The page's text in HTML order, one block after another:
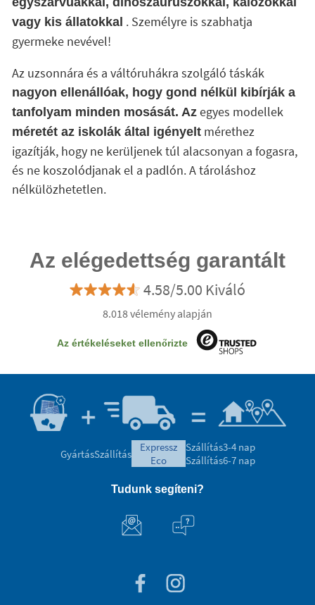
vagy kis állatokkal . Személyre is szabhatja
gyermeke nevével!
Az uzsonnára és a váltóruhákra szolgáló táskák
nagyon ellenállóak, hogy gond nélkül kibírják a
tanfolyam minden mosását. Azegyes modellek
méretét az iskolák által igényeltmérethez
igazítják, hogy ne kerüljenek túl alacsonyan a fogasra,
és ne koszolódjanak el a padlón. A tároláshoz
nélkülözhetetlen.
Az elégedettség garantált
4.58/5.00 Kiváló
8.018 vélemény alapján
Az értékeléseket ellenőrizte
GyártásSzállítás
expressz
eco
Szállítás3-4 nap
Szállítás6-7 nap
Tudunk segíteni?